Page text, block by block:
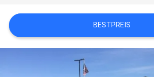
NACHRICHTEN
BESTPREIS